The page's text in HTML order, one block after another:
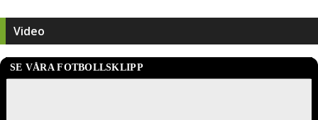
Video
SE VÅRA FOTBOLLSKLIPP